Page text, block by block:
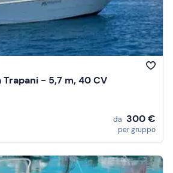
- 5,7 m, 40 CV
da 300 €
per gruppo